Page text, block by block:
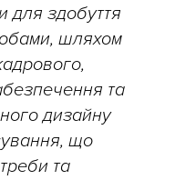
для здобуття
шляхом
та
дизайну
що
та